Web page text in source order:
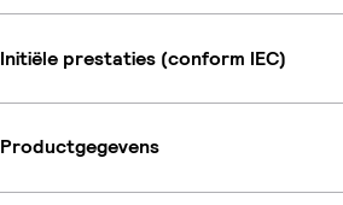
Initiële prestaties (conform IEC)
Productgegevens